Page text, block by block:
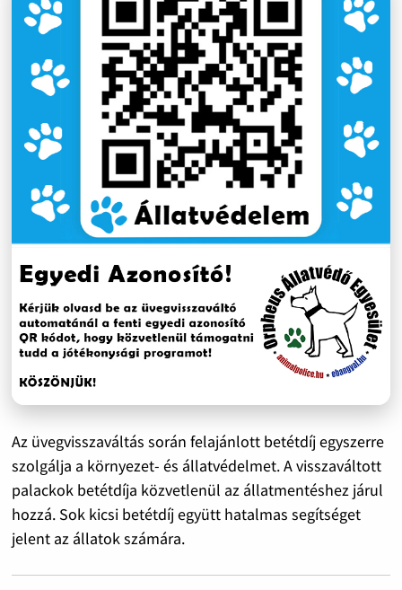
Az üvegvisszaváltás során felajánlott betétdíj egyszerre
szolgálja a környezet- és állatvédelmet. A visszaváltott
palackok betétdíja közvetlenül az állatmentéshez járul
hozzá. Sok kicsi betétdíj együtt hatalmas segítséget
jelent az állatok számára.